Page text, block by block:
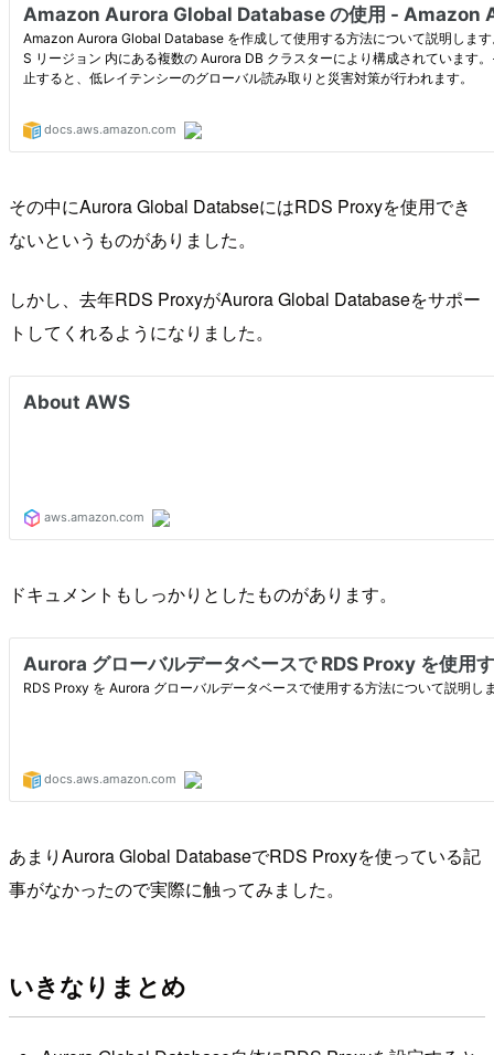
その中にAurora Global DatabseにはRDS Proxyを使用でき
ないというものがありました。
しかし、去年RDS ProxyがAurora Global Databaseをサポー
トしてくれるようになりました。
ドキュメントもしっかりとしたものがあります。
あまりAurora Global DatabaseでRDS Proxyを使っている記
事がなかったので実際に触ってみました。
いきなりまとめ